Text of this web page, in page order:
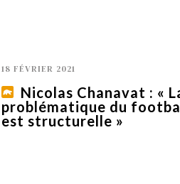
18 FÉVRIER 2021
Nicolas Chanavat : «
problématique du
est structurelle »